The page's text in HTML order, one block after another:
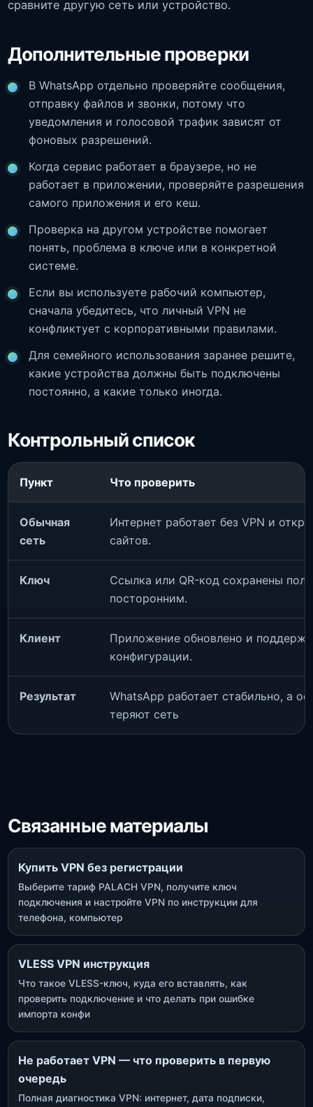
сравните другую сеть или устройство.
Дополнительные проверки
В WhatsApp отдельно проверяйте сообщения,
отправку файлов и звонки, потому что
уведомления и голосовой трафик зависят от
фоновых разрешений.
Когда сервис работает в браузере, но не
работает в приложении, проверяйте разрешения
самого приложения и его кеш.
Проверка на другом устройстве помогает
понять, проблема в ключе или в конкретной
системе.
Если вы используете рабочий компьютер,
сначала убедитесь, что личный VPN не
конфликтует с корпоративными правилами.
Для семейного использования заранее решите,
какие устройства должны быть подключены
постоянно, а какие только иногда.
Контрольный список
Пункт Что проверить
Обычная
сеть
Интернет работает без VPN и
сайтов.
Ключ
Ссылка или QR-код сохранены
посторонним.
Клиент
Приложение обновлено и
конфигурации.
Результат
WhatsApp работает стабильно, а
теряют сеть
Связанные материалы
Купить VPN без регистрации
Выберите тариф PALACH VPN, получите ключ
подключения и настройте VPN по инструкции для
телефона, компьютер
VLESS VPN инструкция
Что такое VLESS-ключ, куда его вставлять, как
проверить подключение и что делать при ошибке
импорта конфи
Не работает VPN — что проверить в первую
очередь
Полная диагностика VPN: интернет, дата подписки,